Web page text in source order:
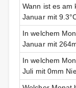
Wann ist es am
Januar mit
In welchem
Januar mit
In welchem
Juli mit 0mm